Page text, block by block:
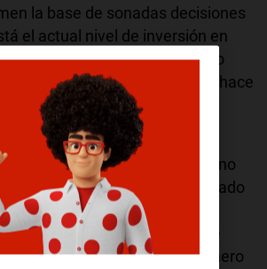
la base de sonadas decisiones
el actual nivel de inversión en
¿O estamos ante otro
una revisión de lo que había hace
cambio fundamental desde
de iniciativas puede ser un signo
los pagos móviles han llegado
Liezenberg, director de
empezamos a ver una fuerte
pago y la transferencia de dinero